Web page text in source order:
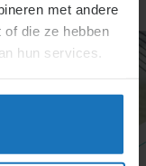
met andere
die ze hebben
hun services.